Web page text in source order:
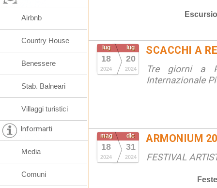
lug
18
2024
lug
20
2024
SCACCHI A
Tre giorni a
Internazionale
mag
18
2024
dic
31
2024
ARMONIUM
FESTIVAL
Feste
Airbnb
Country House
Benessere
Stab. Balneari
Villaggi turistici
Informarti
Media
Comuni